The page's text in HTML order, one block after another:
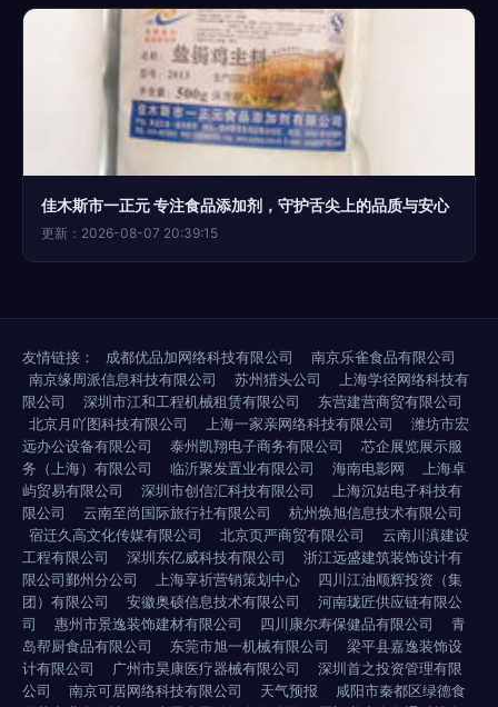
佳木斯市一正元 专注食品添加剂，守护舌尖上的品质与安心
更新：2026-08-07 20:39:15
友情链接： 成都优品加网络科技有限公司
南京乐雀食品有限公司
南京缘周派信息科技有限公司
苏州猎头公司
上海学径网络科技有
限公司
深圳市江和工程机械租赁有限公司
东营建营商贸有限公司
北京月吖图科技有限公司
上海一家亲网络科技有限公司
潍坊市宏
远办公设备有限公司
泰州凯翔电子商务有限公司
芯企展览展示服
务（上海）有限公司
临沂聚发置业有限公司 海南电影网
上海卓
屿贸易有限公司
深圳市创信汇科技有限公司
上海沉姑电子科技有
限公司
云南至尚国际旅行社有限公司
杭州焕旭信息技术有限公司
宿迁久高文化传媒有限公司
北京页严商贸有限公司
云南川滇建设
工程有限公司
深圳东亿威科技有限公司
浙江远盛建筑装饰设计有
限公司鄞州分公司
上海享祈营销策划中心
四川江油顺辉投资（集
团）有限公司
安徽奥硕信息技术有限公司
河南珑匠供应链有限公
司
惠州市景逸装饰建材有限公司 四川康尔寿保健品有限公司
青
岛帮厨食品有限公司
东莞市旭一机械有限公司
梁平县嘉逸装饰设
计有限公司
广州市昊康医疗器械有限公司
深圳首之投资管理有限
公司
南京可居网络科技有限公司 天气预报
咸阳市秦都区绿德食